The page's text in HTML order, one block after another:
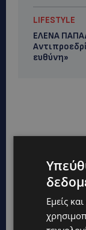
LIFESTYLE
ΕΛΕΝΑ
ευθύνη»
Εμείς